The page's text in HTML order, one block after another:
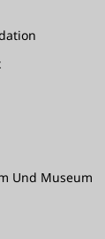
Und Museum